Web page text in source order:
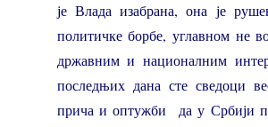
је Влада изабрана, она је
политичке борбе, углавном не
државним и националним
последњих дана сте сведоци
прича и оптужби да у Србији